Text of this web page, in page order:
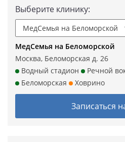
Выберите клинику:
МедСемья на Беломорской
Москва, Беломорская д. 26
Водный стадион
Речной
Беломорская
Ховрино
Записаться